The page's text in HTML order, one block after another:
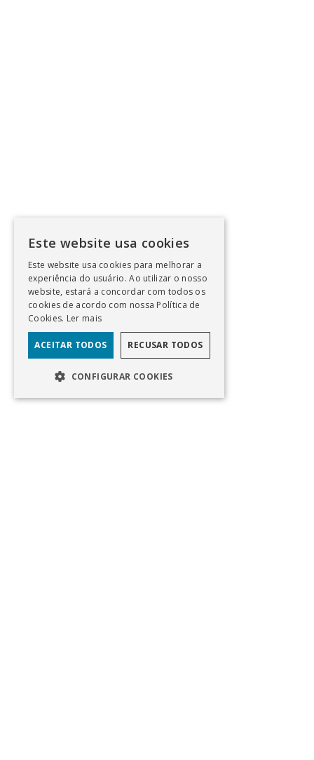
Este website usa cookies
Este website usa cookies para melhorar a
experiência do usuário. Ao utilizar o nosso
website, estará a concordar com todos os
cookies de acordo com nossa Política de
Cookies. Ler mais
ACEITAR TODOS RECUSAR TODOS
CONFIGURAR COOKIES